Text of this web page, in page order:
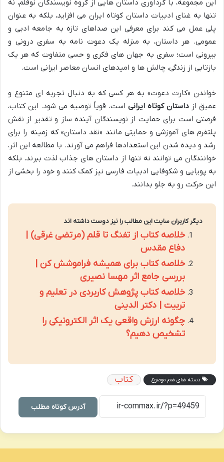
این مجموعه، با گردآوری داستان هایی از گروه نویسندگان نوقلم، نه
تنها به غنای ادبیات داستان کوتاه ایران می افزاید، بلکه به عنوان
پلی عمل می کند برای معرفی این صداهای تازه به جامعه ادبی و
عمومی. هر داستان، به منزله یک دعوت نامه به سفری درونی و
بیرونی است؛ سفری به جهان های فکری و حسی متفاوت که هر یک
بازتابی از زندگی، چالش ها و امیدهای انسان معاصر ایرانی است.
خواندن «کارت دعوت» به هر کسی که به دنبال تجربه ای متنوع و
عمیق ازداستان کوتاه ایرانی است، قویاً توصیه می شود. این کتاب،
فرصتی است برای حمایت از نویسندگان آینده ساز و تقدیر از نقش
پلتفرم های آموزشی و حمایتی مانند «نقد داستان» که زمینه را برای
رشد و دیده شدن این استعدادها فراهم می آورند. با مطالعه این اثر،
خوانندگان می توانند نه تنها از داستان های جذاب لذت ببرند، بلکه
به پویایی و شکوفایی ادبیات فارسی نیز کمک کنند و خود را بخشی از
این حرکت رو به جلو بدانند.
دیگر کاربران سایت این مطالب را نیز دوست داشته اند
خلاصه کتاب از تفنگ تا قلم (مرتضی غرقی) |
دفاع مقدس
خلاصه کتاب برای همیشه فراموشش کن |
بررسی جامع اثر مهسا نصیری
خلاصه کتاب پژوهش کاربردی در تعلیم و
تربیت | دکتر الدینی
چگونه ارزش واقعی یک اثر الکترونیکی را
تشخیص دهیم؟
دسته های هم موضوع کتاب
آدرس کوتاه مطلب